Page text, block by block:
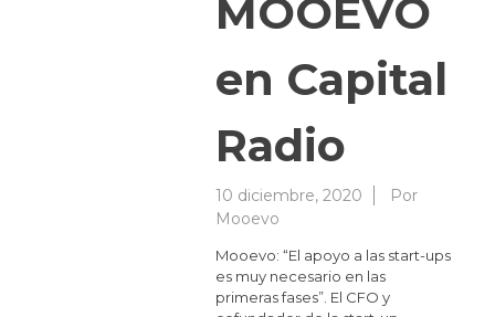
MOOEVO
en Capital
Radio
10 diciembre, 2020
Por
Mooevo
Mooevo: “El apoyo a las start-ups
es muy necesario en las
primeras fases”. El CFO y